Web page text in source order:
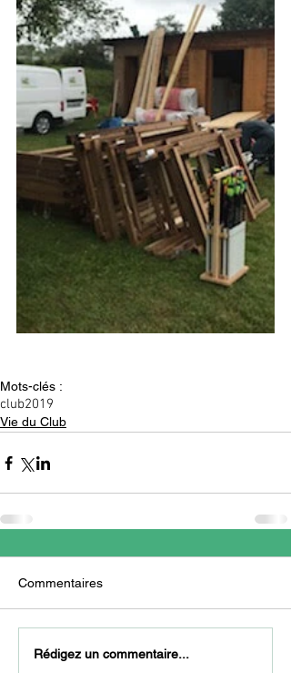
Mots-clés :
club2019
Vie du Club
Commentaires
Rédigez un commentaire...